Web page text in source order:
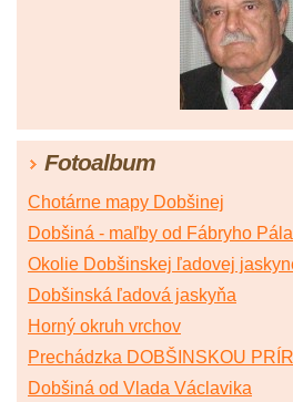
Fotoalbum
Chotárne mapy Dobšinej
Dobšiná - maľby od Fábryho Pála
Okolie Dobšinskej ľadovej
Dobšinská ľadová jaskyňa
Horný okruh vrchov
Prechádzka DOBŠINSKOU
Dobšiná od Vlada Václavika